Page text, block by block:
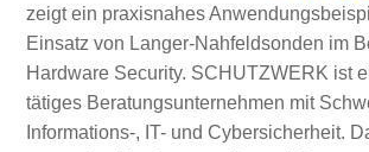
zeigt ein praxisnahes
Einsatz von Langer-Nahfeldsonden im
Hardware Security. SCHUTZWERK ist
tätiges Beratungsunternehmen mit
Informations-, IT- und Cybersicherheit.